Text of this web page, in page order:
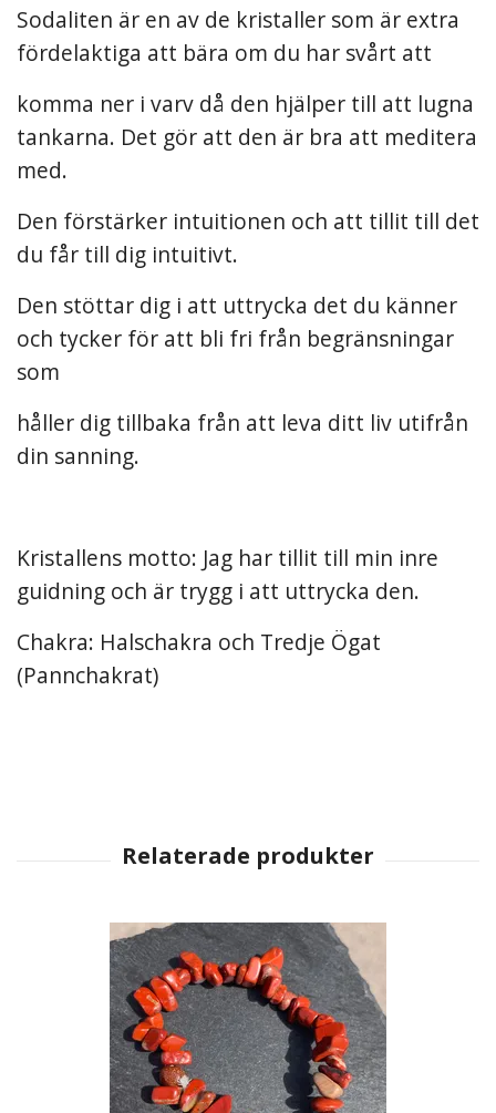
Sodaliten är en av de kristaller som är extra
fördelaktiga att bära om du har svårt att
komma ner i varv då den hjälper till att lugna
tankarna. Det gör att den är bra att meditera
med.
Den förstärker intuitionen och att tillit till det
du får till dig intuitivt.
Den stöttar dig i att uttrycka det du känner
och tycker för att bli fri från begränsningar
som
håller dig tillbaka från att leva ditt liv utifrån
din sanning.
Kristallens motto: Jag har tillit till min inre
guidning och är trygg i att uttrycka den.
Chakra: Halschakra och Tredje Ögat
(Pannchakrat)